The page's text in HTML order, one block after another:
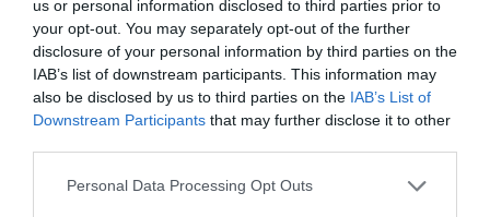
us or personal information disclosed to third parties prior to
your opt-out. You may separately opt-out of the further
disclosure of your personal information by third parties on the
IAB’s list of downstream participants. This information may
also be disclosed by us to third parties on the IAB’s List of
Downstream Participants that may further disclose it to other
Personal Data Processing Opt Outs
BEIRA INTERIOR CASTELO BRANCO GUARDA
Cônsul honorária de Cabo Verde
30 DE JULHO, 2026